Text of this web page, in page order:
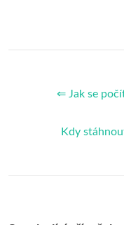
⇐ Jak se
Kdy